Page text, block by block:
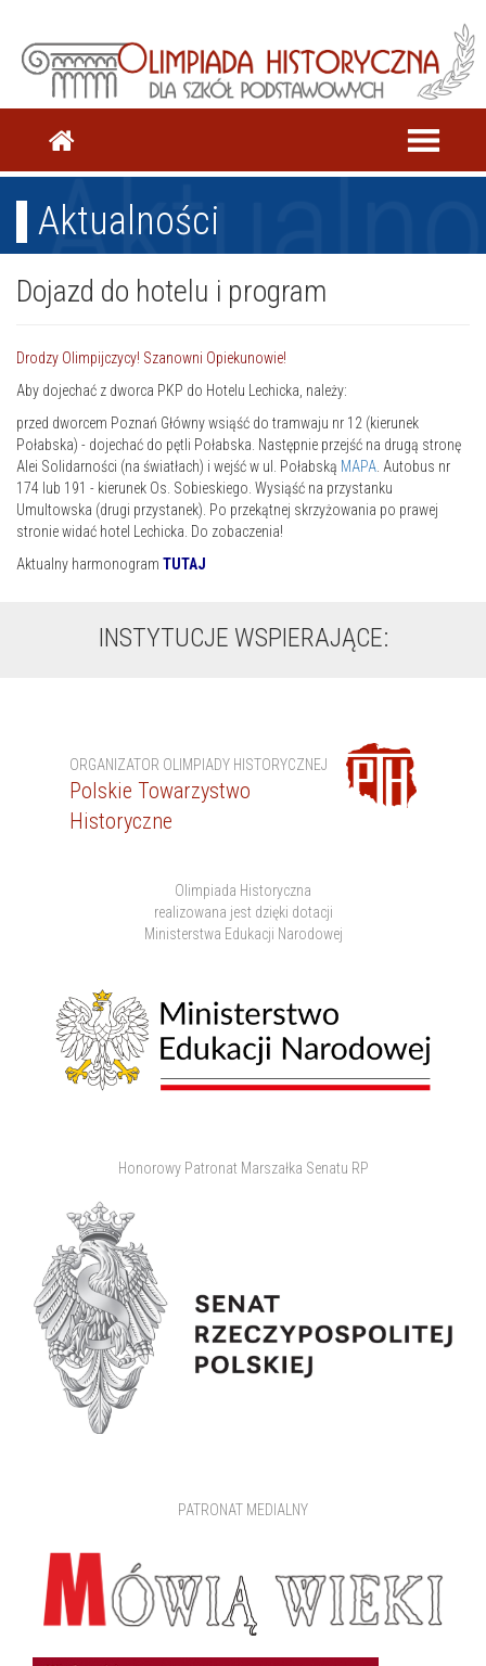
Aktualności
Dojazd do hotelu i program
Drodzy Olimpijczycy! Szanowni Opiekunowie!
Aby dojechać z dworca PKP do Hotelu Lechicka, należy:
przed dworcem Poznań Główny wsiąść do tramwaju nr 12 (kierunek
Połabska) - dojechać do pętli Połabska. Następnie przejść na drugą stronę
Alei Solidarności (na światłach) i wejść w ul. Połabską MAPA . Autobus nr
174 lub 191 - kierunek Os. Sobieskiego. Wysiąść na przystanku
Umultowska (drugi przystanek). Po przekątnej skrzyżowania po prawej
stronie widać hotel Lechicka. Do zobaczenia!
Aktualny harmonogram TUTAJ
INSTYTUCJE WSPIERAJĄCE:
ORGANIZATOR OLIMPIADY HISTORYCZNEJ
Polskie Towarzystwo
Historyczne
Olimpiada Historyczna
realizowana jest dzięki dotacji
Ministerstwa Edukacji Narodowej
Honorowy Patronat Marszałka Senatu RP
PATRONAT MEDIALNY